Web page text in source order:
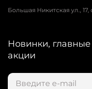
Большая Никитская ул., 17,
Новинки,
акции